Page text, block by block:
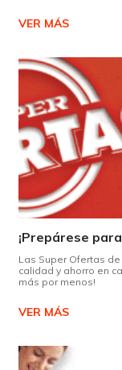
VER MÁS
Las Super Ofertas
calidad y ahorro en
más por menos!
VER MÁS